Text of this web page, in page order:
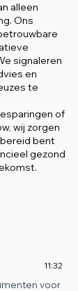
alleen
Ons
signaleren
en
te
of
wij zorgen
bent
gezond
11:32
voor